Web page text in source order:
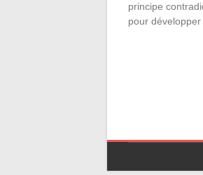
principe
pour